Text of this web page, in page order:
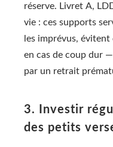
réserve. Livret A,
vie : ces supports
les imprévus,
en cas de coup dur —
par un retrait
3. Investir
des petits